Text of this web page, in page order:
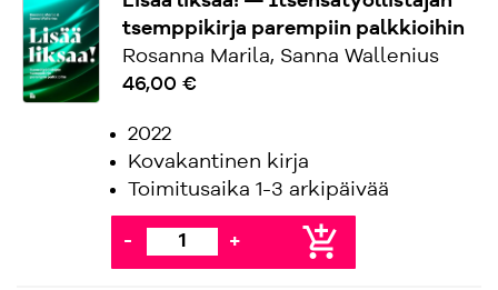
tsemppikirja parempiin palkkioihin
Rosanna Marila, Sanna Wallenius
46,00 €
2022
Kovakantinen kirja
Toimitusaika 1-3 arkipäivää
- + add_shopping_cart